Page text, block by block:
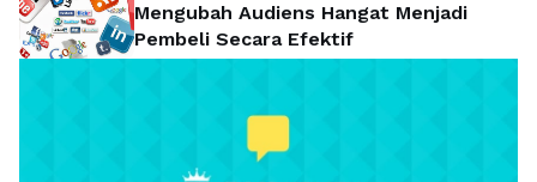
Mengubah Audiens Hangat Menjadi
Pembeli Secara Efektif